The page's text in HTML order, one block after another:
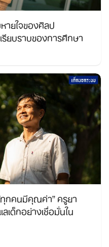
ยใจของศิลป
ยบราบของการศึกษา
ทุกคนมีคุณค่า” ครูยา
ด็กอย่างเชื่อมั่นใน